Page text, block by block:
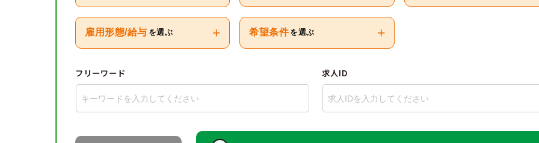
雇用形態/給与 を選ぶ + 希望条件 を選ぶ +
フリーワード 求人ID